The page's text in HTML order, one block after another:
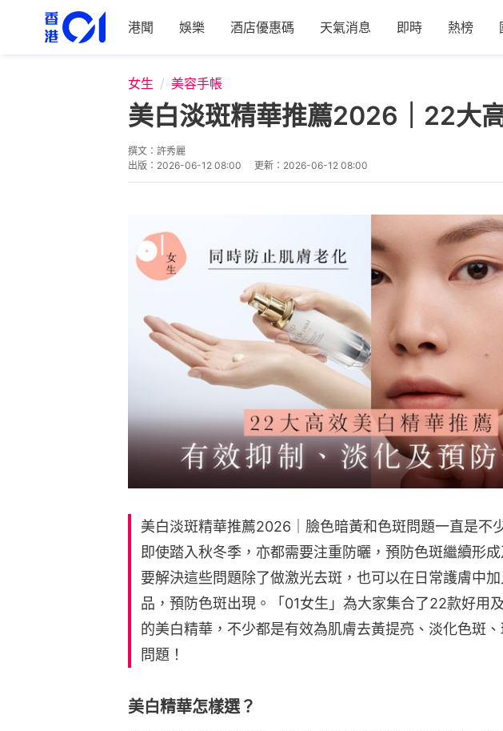
港聞 娛樂 酒店優惠碼 天氣消息 即時 熱榜
女生 美容手帳
美白淡斑精華推薦2026｜22大
撰文： 許秀麗
出版： 2026-06-12 08:00 更新： 2026-06-12 08:00
美白淡斑精華推薦2026｜臉色暗黃和色斑問題一直是不
即使踏入秋冬季，亦都需要注重防曬，預防色斑繼續形成
要解決這些問題除了做激光去斑，也可以在日常護膚中
品，預防色斑出現。「01女生」為大家集合了22款好用
的美白精華，不少都是有效為肌膚去黃提亮、淡化色斑
問題！
美白精華怎樣選？